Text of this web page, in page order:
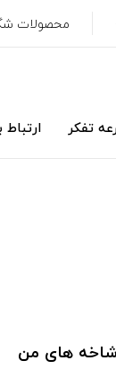
محصولات
تفکر
شاخه های من